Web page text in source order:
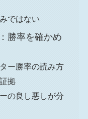
ではない
勝率を確かめ
ー勝率の読み方
拠
の良し悪しが分